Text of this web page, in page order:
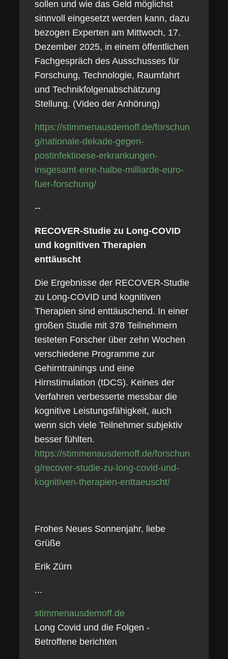
sollen und wie das Geld möglichst
sinnvoll eingesetzt werden kann, dazu
bezogen Experten am Mittwoch, 17.
Dezember 2025, in einem öffentlichen
Fachgespräch des Ausschusses für
Forschung, Technologie, Raumfahrt
und Technikfolgenabschätzung
Stellung. (Video der Anhörung)
https://stimmenausdemoff.de/forschun
g/nationale-dekade-gegen-
postinfektioese-erkrankungen-
insgesamt-eine-halbe-milliarde-euro-
fuer-forschung/
--
RECOVER-Studie zu Long-COVID
und kognitiven Therapien
enttäuscht
Die Ergebnisse der RECOVER-Studie
zu Long-COVID und kognitiven
Therapien sind enttäuschend. In einer
großen Studie mit 378 Teilnehmern
testeten Forscher über zehn Wochen
verschiedene Programme zur
Gehirntrainings und eine
Hirnstimulation (tDCS). Keines der
Verfahren verbesserte messbar die
kognitive Leistungsfähigkeit, auch
wenn sich viele Teilnehmer subjektiv
besser fühlten.
https://stimmenausdemoff.de/forschun
g/recover-studie-zu-long-covid-und-
kognitiven-therapien-enttaeuscht/
Frohes Neues Sonnenjahr, liebe
Grüße
Erik Zürn
...
stimmenausdemoff.de
Long Covid und die Folgen -
Betroffene berichten